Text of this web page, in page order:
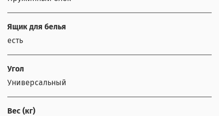
Ящик для белья
есть
Угол
Универсальный
Вес (кг)